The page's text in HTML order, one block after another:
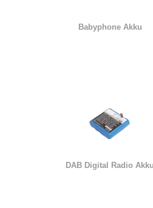
Babyphone Akku
DAB Digital Radio